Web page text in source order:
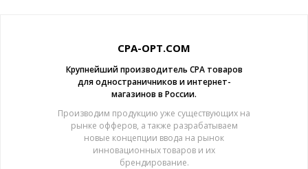
CPA-OPT.COM
Крупнейший производитель CPA товаров
для одностраничников и интернет-
магазинов в России.
Производим продукцию уже существующих на
рынке офферов, а также разрабатываем
новые концепции ввода на рынок
инновационных товаров и их
брендирование.